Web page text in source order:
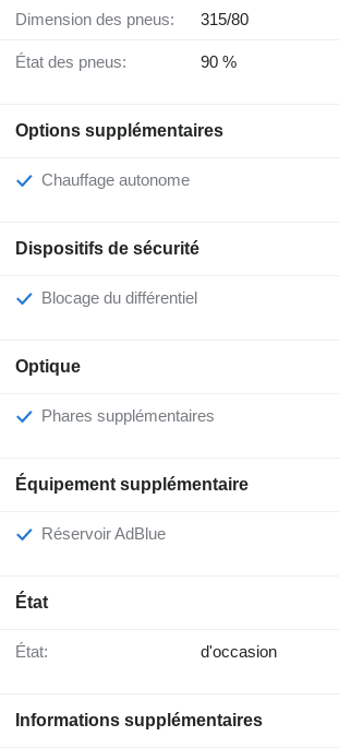
Dimension des pneus: 315/80
État des pneus: 90 %
Options supplémentaires
Chauffage autonome
Dispositifs de sécurité
Blocage du différentiel
Optique
Phares supplémentaires
Équipement supplémentaire
Réservoir AdBlue
État
État: d'occasion
Informations supplémentaires